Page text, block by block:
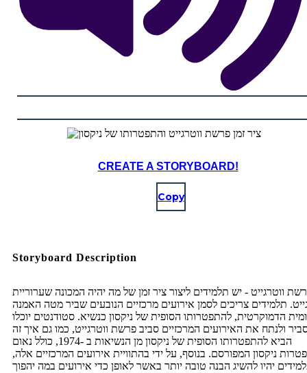
CREATE A STORYBOARD!
Copy
Storyboard Description
ווטרגייט - יש תלמידים ליצור ציר זמן של מה יהיה המכונה שערוריית
תלמידים צריכים לסמן אירועים מרכזיים הנובעים שביר מטה האמנה
הדמוקרטית, להתפטרותו הסופית של ניקסון כנשיא. סטודנטים יוכלו
ולנתח את האירועים המרכזיים סביב פרשת ווטרגייט, כמו גם איך זה
הביא להתפטרותו הסופית של ניקסון מן הנשיאות ב -1974, כולל נאום
ניקסון המפורסם. בנוסף, על ידי בהתוויית אירועים המרכזיים אלה,
יהיו להשיג הבנה טובה יותר באשר לאופן כדי אירועים במה יהפוך